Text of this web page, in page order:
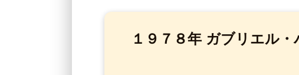
１９７８年 ガブリエル